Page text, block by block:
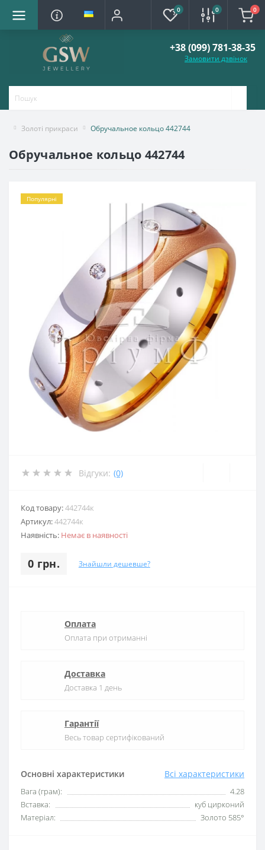
0 0 0
+38 (099) 781-38-35
Замовити дзвінок
Золоті прикраси Обручальное кольцо 442744
Обручальное кольцо 442744
Популярні
Відгуки: (0)
Код товару:442744к
Артикул:442744к
Наявність: Немає в наявності
0 грн. Знайшли дешевше?
Основні характеристики Всі характеристики
Вага (грам):
4.28
Вставка:
куб цирконий
Матеріал:
Золото 585°
Оплата
Оплата при отриманні
Доставка
Доставка 1 день
Гарантії
Весь товар сертифікований